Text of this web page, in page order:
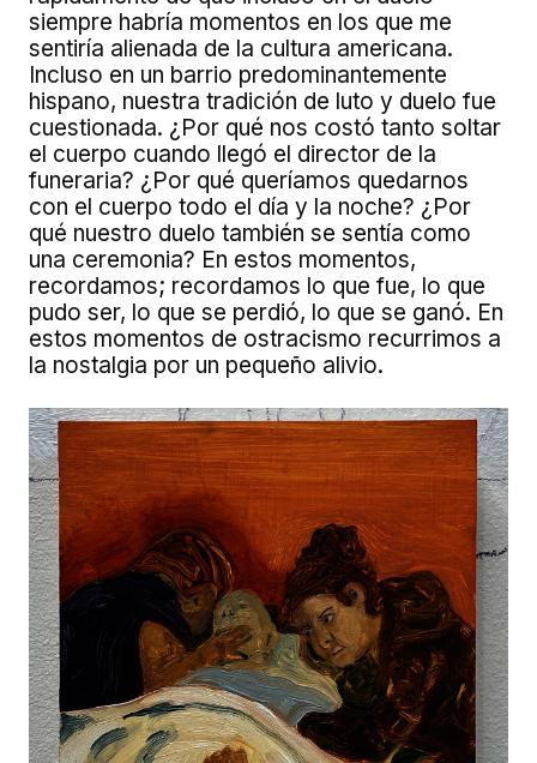
siempre habría momentos en los que me
sentiría alienada de la cultura americana.
Incluso en un barrio predominantemente
hispano, nuestra tradición de luto y duelo fue
cuestionada. ¿Por qué nos costó tanto soltar
el cuerpo cuando llegó el director de la
funeraria? ¿Por qué queríamos quedarnos
con el cuerpo todo el día y la noche? ¿Por
qué nuestro duelo también se sentía como
una ceremonia? En estos momentos,
recordamos; recordamos lo que fue, lo que
pudo ser, lo que se perdió, lo que se ganó. En
estos momentos de ostracismo recurrimos a
la nostalgia por un pequeño alivio.
Image